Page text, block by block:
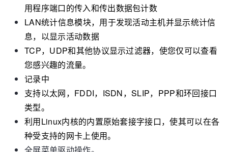
用程序端口的传入和传出数据包计数
LAN统计信息模块，用于发现活动主机并显示统计信
息，以显示活动数据
TCP，UDP和其他协议显示过滤器，使您仅可以查看
您感兴趣的流量。
记录中
支持以太网，FDDI，ISDN，SLIP，PPP和环回接口
类型。
利用Linux内核的内置原始套接字接口，使其可以在各
种受支持的网卡上使用。